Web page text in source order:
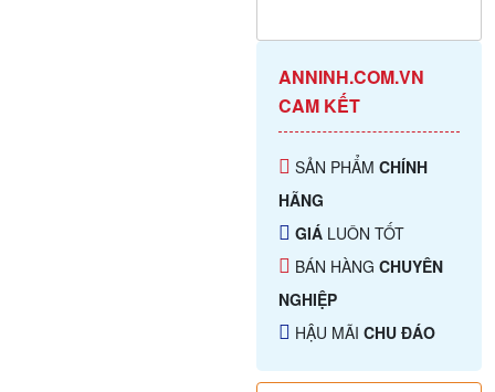
ANNINH.COM.VN
CAM KẾT
SẢN PHẨMCHÍNH
HÃNG
GIÁ LUÔN TỐT
BÁN HÀNGCHUYÊN
NGHIỆP
HẬU MÃICHU ĐÁO